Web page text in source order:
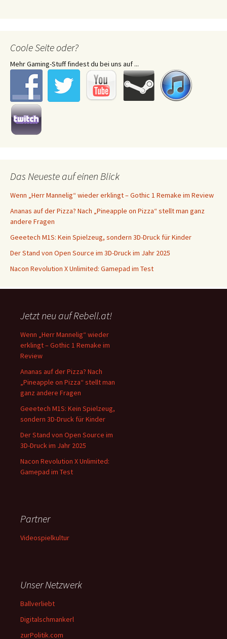
Coole Seite oder?
Mehr Gaming-Stuff findest du bei uns auf ...
Das Neueste auf einen Blick
Wenn „Herr Mannelig“ wieder erklingt – Gothic 1 Remake im Review
Ananas auf der Pizza? Nach „Pineapple on Pizza“ stellt man ganz
andere Fragen
Geeetech M1S: Kein Spielzeug, sondern 3D-Druck für Kinder
Der Stand von Open Source im 3D-Druck im Jahr 2025
Nacon Revolution X Unlimited: Gamepad im Test
Jetzt neu auf Rebell.at!
Wenn „Herr Mannelig“ wieder
erklingt – Gothic 1 Remake im
Review
Ananas auf der Pizza? Nach
„Pineapple on Pizza“ stellt man
ganz andere Fragen
Geeetech M1S: Kein Spielzeug,
sondern 3D-Druck für Kinder
Der Stand von Open Source im
3D-Druck im Jahr 2025
Nacon Revolution X Unlimited:
Gamepad im Test
Partner
Videospielkultur
Unser Netzwerk
Ballverliebt
Digitalschmankerl
zurPolitik.com